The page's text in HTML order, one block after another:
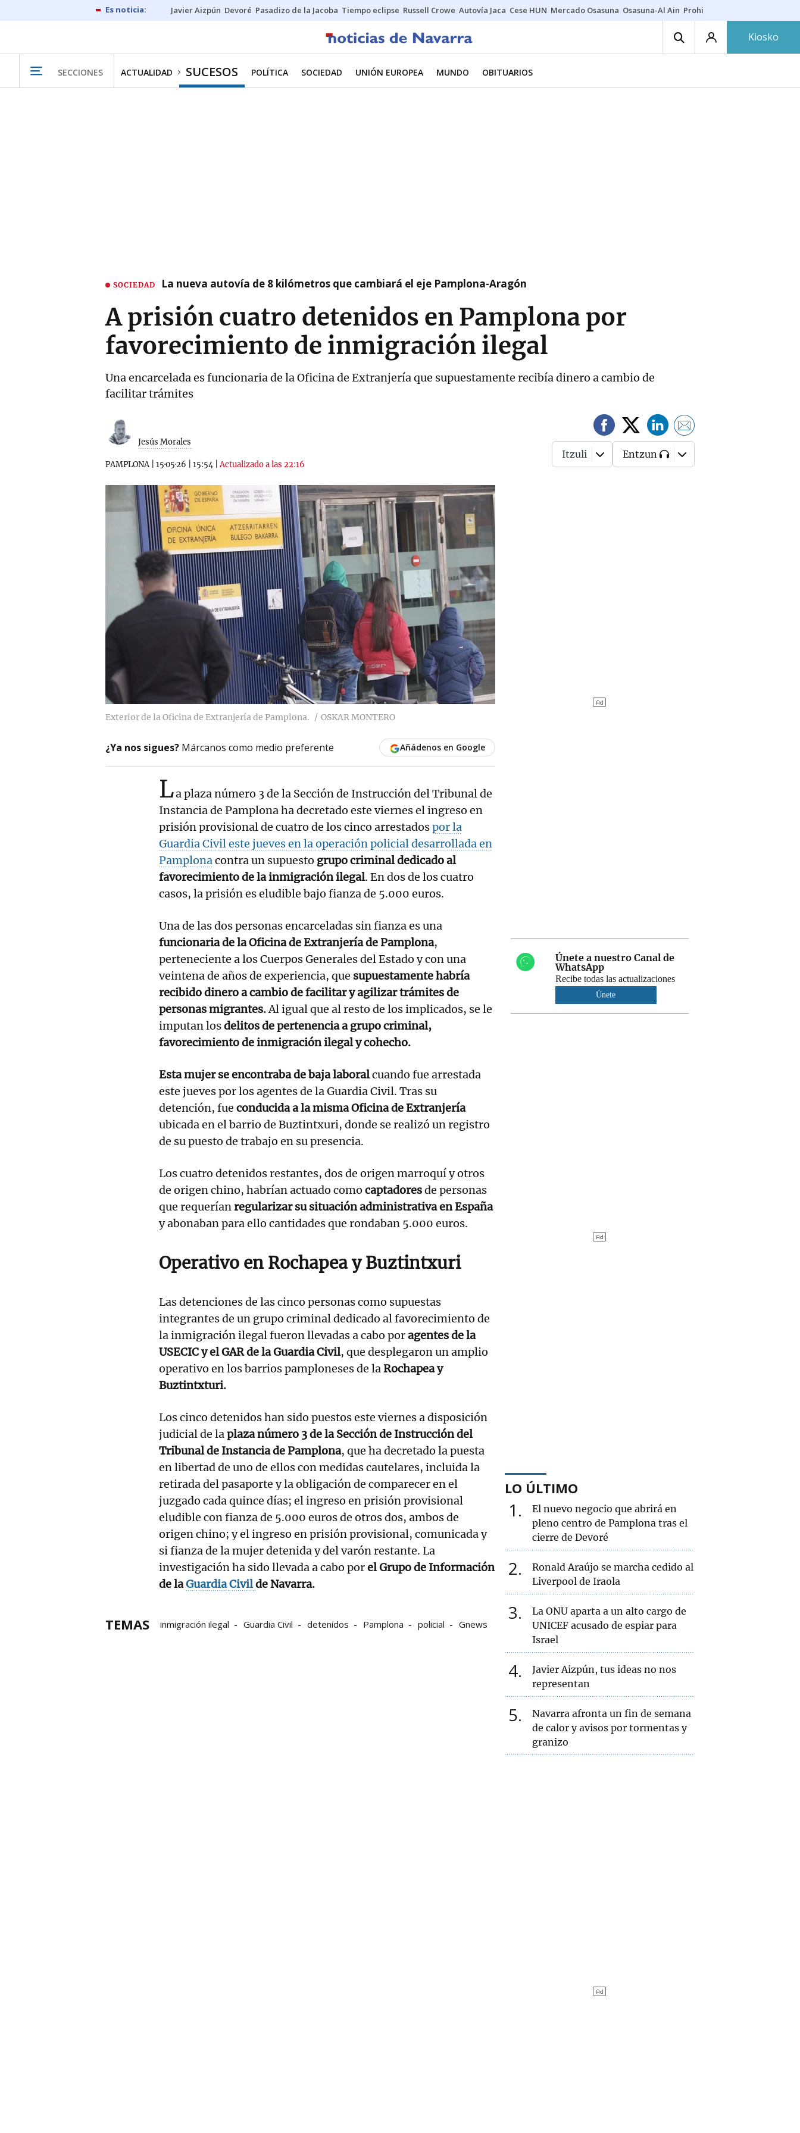
Javier Aizpún Devoré Pasadizo de la Jacoba Tiempo eclipse Russell Crowe Autovía Jaca Cese HUN Mercado Osasuna Osasuna-Al Ain Prohibiciones eclipse
Kiosko
SECCIONES ACTUALIDAD SUCESOS POLÍTICA SOCIEDAD UNIÓN EUROPEA MUNDO OBITUARIOS
SOCIEDAD La nueva autovía de 8 kilómetros que cambiará el eje Pamplona-Aragón
A prisión cuatro detenidos en Pamplona por
favorecimiento de inmigración ilegal
Una encarcelada es funcionaria de la Oficina de Extranjería que supuestamente recibía dinero a cambio de
facilitar trámites
Jesús Morales
PAMPLONA| 15·05·26 15:54 |Actualizado a las 22:16
Itzuli Entzun
Exterior de la Oficina de Extranjería de Pamplona. OSKAR MONTERO
¿Ya nos sigues? Márcanos como medio preferente Añádenos en Google
La plaza número 3 de la Sección de Instrucción del Tribunal de
Instancia de Pamplona ha decretado este viernes el ingreso en
prisión provisional de cuatro de los cinco arrestadospor la
Guardia Civil este jueves en la operación policial desarrollada en
Pamplonacontra un supuesto grupo criminal dedicado al
favorecimiento de la inmigración ilegal. En dos de los cuatro
casos, la prisión es eludible bajo fianza de 5.000 euros.
Una de las dos personas encarceladas sin fianza es una
funcionaria de la Oficina de Extranjería de Pamplona,
perteneciente a los Cuerpos Generales del Estado y con una
veintena de años de experiencia, que supuestamente habría
recibido dinero a cambio de facilitar y agilizar trámites de
personas migrantes.Al igual que al resto de los implicados, se le
imputan losdelitos de pertenencia a grupo criminal,
favorecimiento de inmigración ilegal y cohecho.
Esta mujer se encontraba de baja laboralcuando fue arrestada
este jueves por los agentes de la Guardia Civil. Tras su
detención, fue conducida a la misma Oficina de Extranjería
ubicada en el barrio de Buztintxuri, donde se realizó un registro
de su puesto de trabajo en su presencia.
Los cuatro detenidos restantes, dos de origen marroquí y otros
de origen chino, habrían actuado como captadoresde personas
que requeríanregularizar su situación administrativa en España
y abonaban para ello cantidades que rondaban 5.000 euros.
Operativo en Rochapea y Buztintxuri
Las detenciones de las cinco personas como supuestas
integrantes de un grupo criminal dedicado al favorecimiento de
la inmigración ilegal fueron llevadas a cabo poragentes de la
USECIC y el GAR de la Guardia Civil, que desplegaron un amplio
operativo en los barrios pamploneses de laRochapea y
Buztintxturi.
Los cinco detenidos han sido puestos este viernes a disposición
judicial de laplaza número 3 de la Sección de Instrucción del
Tribunal de Instancia de Pamplona, que ha decretado la puesta
en libertad de uno de ellos con medidas cautelares, incluida la
retirada del pasaporte y la obligación de comparecer en el
juzgado cada quince días; el ingreso en prisión provisional
eludible con fianza de 5.000 euros de otros dos, ambos de
origen chino; y el ingreso en prisión provisional, comunicada y
si fianza de la mujer detenida y del varón restante. La
investigación ha sido llevada a cabo porel Grupo de Información
de laGuardia Civilde Navarra.
TEMAS inmigración ilegal Guardia Civil detenidos Pamplona policial Gnews
Únete a nuestro Canal de
WhatsApp
Recibe todas las actualizaciones
Únete
LO ÚLTIMO
1
El nuevo negocio que abrirá en
pleno centro de Pamplona tras el
cierre de Devoré
2
Ronald Araújo se marcha cedido al
Liverpool de Iraola
3
La ONU aparta a un alto cargo de
UNICEF acusado de espiar para
Israel
4
Javier Aizpún, tus ideas no nos
representan
5
Navarra afronta un fin de semana
de calor y avisos por tormentas y
granizo